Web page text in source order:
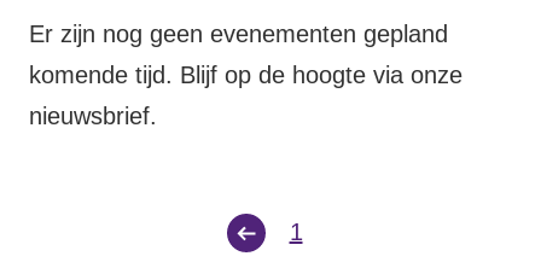
Word actief
Er zijn nog geen evenementen gepland
komende tijd. Blijf op de hoogte via onze
nieuwsbrief.
1